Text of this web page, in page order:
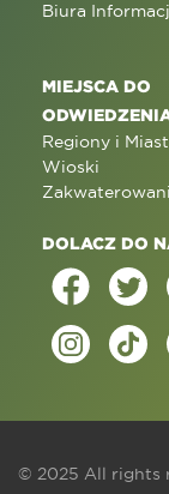
Biura
MIEJSCA DO
Regiony i
Wioski
DOLACZ DO
© 2025 All rights